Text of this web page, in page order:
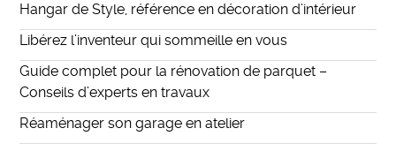
Hangar de Style, référence en décoration d’intérieur
Libérez l’inventeur qui sommeille en vous
Guide complet pour la rénovation de parquet –
Conseils d’experts en travaux
Réaménager son garage en atelier